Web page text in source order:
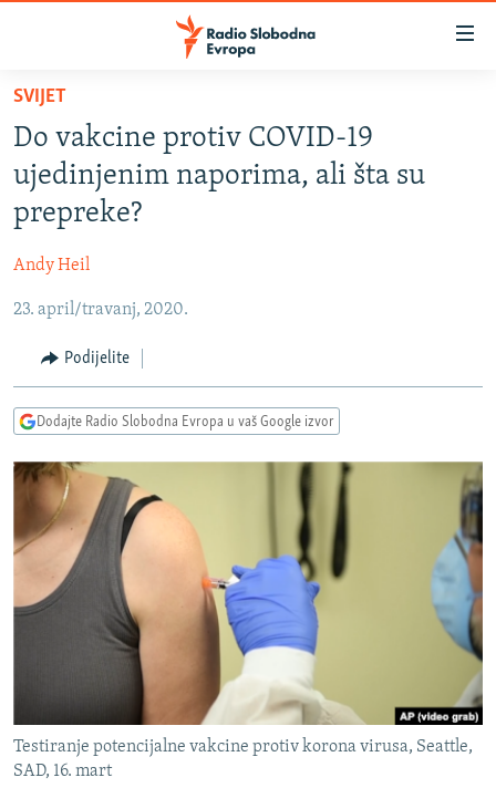
Pređite
glavni
sadržaj
Pređite
na
glavnu
navigaciju
Pređite
pretragu
BOSNA I HERCEGOVINA
SRBIJA
CRNA GORA
VIZUELNO
VIDEO
INFOGRAFIKE
PODCASTI
KINA NA BALKANU
RSE PRIČE IZ SVIJETA
ISPRIČAJ MI
DNEVNO@RSE
SPECIJALI RSE
VIŠE OD NASLOVA
GENOCID U SREBRENICI
POPLAVE I KLIZIŠTA U BIH 2024.
TV LIBERTY
Sve RFE/RL stranice
SVIJET
Do vakcine protiv COVID-19
ujedinjenim naporima, ali šta su
prepreke?
Andy Heil
23. april/travanj, 2020.
Podijelite
Dodajte Radio Slobodna Evropa u vaš Google izvor
Testiranje potencijalne vakcine protiv korona virusa, Seattle,
SAD, 16. mart